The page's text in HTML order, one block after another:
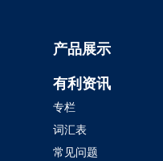
产品展示
有利资讯
专栏
词汇表
常见问题